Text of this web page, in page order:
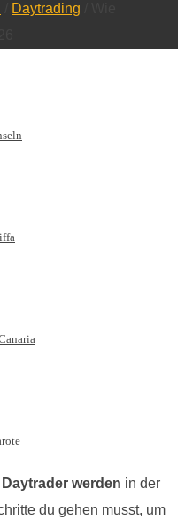
Daytrading
werden in der
du gehen musst, um